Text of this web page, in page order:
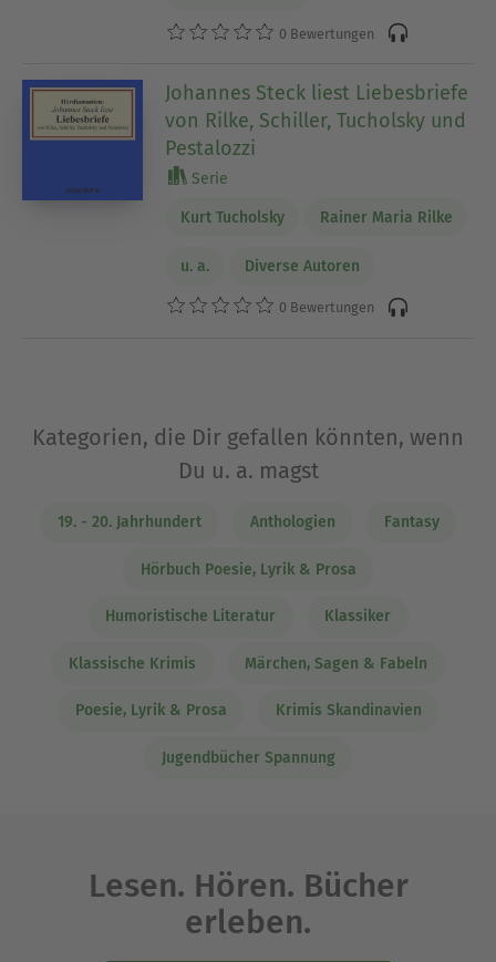
0 Bewertungen
Johannes Steck liest Liebesbriefe
von Rilke, Schiller, Tucholsky und
Pestalozzi
Serie
Kurt Tucholsky Rainer Maria Rilke
u. a. Diverse Autoren
0 Bewertungen
Kategorien, die Dir gefallen könnten, wenn
Du u. a. magst
19. - 20. Jahrhundert Anthologien Fantasy
Hörbuch Poesie, Lyrik & Prosa
Humoristische Literatur Klassiker
Klassische Krimis Märchen, Sagen & Fabeln
Poesie, Lyrik & Prosa Krimis Skandinavien
Jugendbücher Spannung
Lesen. Hören. Bücher
erleben.